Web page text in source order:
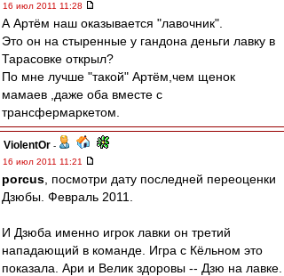
16 июл 2011 11:28
А Артём наш оказывается "лавочник".
Это он на стыренные у гандона деньги лавку в
Тарасовке открыл?
По мне лучше "такой" Артём,чем щенок
мамаев ,даже оба вместе с
трансфермаркетом.
ViolentOr -
16 июл 2011 11:21
porcus , посмотри дату последней переоценки
Дзюбы. Февраль 2011.
И Дзюба именно игрок лавки он третий
нападающий в команде. Игра с Кёльном это
показала. Ари и Велик здоровы -- Дзю на лавке.